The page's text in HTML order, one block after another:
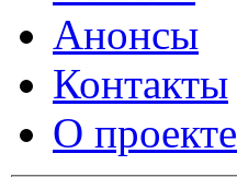
Анонсы
Контакты
О проекте